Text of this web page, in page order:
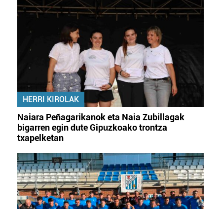
HERRI KIROLAK
Naiara Peñagarikanok eta Naia Zubillagak
bigarren egin dute Gipuzkoako trontza
txapelketan